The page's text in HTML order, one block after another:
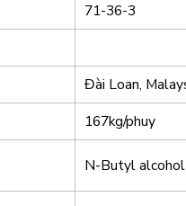
71-36-3
Đài Loan,
167kg/phuy
N-Butyl alcohol